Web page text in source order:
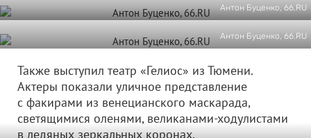
Антон Буценко, 66.RU
Антон Буценко, 66.RU
Также выступил театр «Гелиос» из Тюмени.
Актеры показали уличное представление
с факирами из венецианского маскарада,
светящимися оленями, великанами-ходулистами
в ледяных зеркальных коронах.